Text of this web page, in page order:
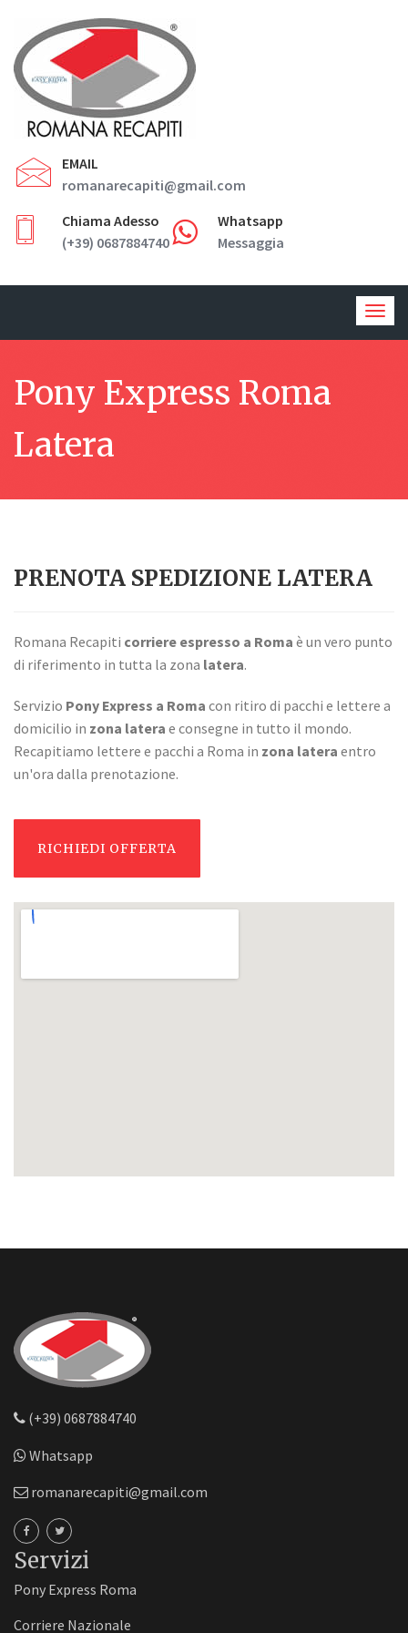
EMAIL
romanarecapiti@gmail.com
Chiama Adesso
(+39) 0687884740
Whatsapp
Messaggia
Pony Express Roma
Latera
PRENOTA SPEDIZIONE LATERA
Romana Recapiti corriere espresso a Roma è un vero punto
di riferimento in tutta la zona latera.
Servizio Pony Express a Roma con ritiro di pacchi e lettere a
domicilio in zona latera e consegne in tutto il mondo.
Recapitiamo lettere e pacchi a Roma in zona latera entro
un'ora dalla prenotazione.
RICHIEDI OFFERTA
(+39) 0687884740
Whatsapp
romanarecapiti@gmail.com
Servizi
Pony Express Roma
Corriere Nazionale